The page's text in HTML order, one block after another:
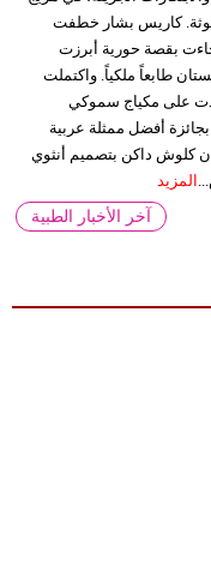
كاريس بشار خطفت
جاءت بقصة حورية أبرزت
طابعاً ملكياً. واكتملت
على مكياج سموكي
أفضل ممثلة عربية
كلوش داكن بتصميم أنثوي
المزيد
آخر الأخبار الطبية